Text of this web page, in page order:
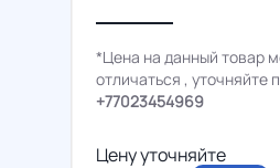
*Цена на данный товар
отличаться , уточняйте
+77023454969
Цену уточняйте